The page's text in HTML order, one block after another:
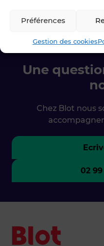
Préférences
Gestion des cookies
d'armor
Une
Chez Blot nous
02